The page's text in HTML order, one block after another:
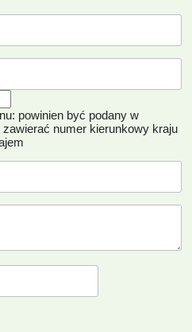
powinien być podany w
numer kierunkowy kraju